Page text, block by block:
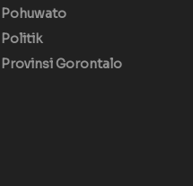
Pohuwato
Politik
Provinsi Gorontalo